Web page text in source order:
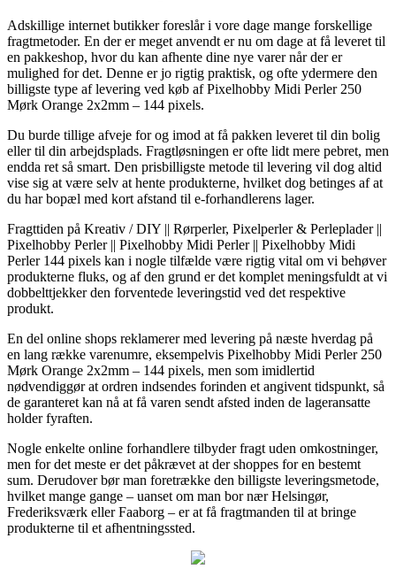
Adskillige internet butikker foreslår i vore dage mange forskellige
fragtmetoder. En der er meget anvendt er nu om dage at få leveret til
en pakkeshop, hvor du kan afhente dine nye varer når der er
mulighed for det. Denne er jo rigtig praktisk, og ofte ydermere den
billigste type af levering ved køb af Pixelhobby Midi Perler 250
Mørk Orange 2x2mm – 144 pixels.
Du burde tillige afveje for og imod at få pakken leveret til din bolig
eller til din arbejdsplads. Fragtløsningen er ofte lidt mere pebret, men
endda ret så smart. Den prisbilligste metode til levering vil dog altid
vise sig at være selv at hente produkterne, hvilket dog betinges af at
du har bopæl med kort afstand til e-forhandlerens lager.
Fragttiden på Kreativ / DIY || Rørperler, Pixelperler & Perleplader ||
Pixelhobby Perler || Pixelhobby Midi Perler || Pixelhobby Midi
Perler 144 pixels kan i nogle tilfælde være rigtig vital om vi behøver
produkterne fluks, og af den grund er det komplet meningsfuldt at vi
dobbelttjekker den forventede leveringstid ved det respektive
produkt.
En del online shops reklamerer med levering på næste hverdag på
en lang række varenumre, eksempelvis Pixelhobby Midi Perler 250
Mørk Orange 2x2mm – 144 pixels, men som imidlertid
nødvendiggør at ordren indsendes forinden et angivent tidspunkt, så
de garanteret kan nå at få varen sendt afsted inden de lageransatte
holder fyraften.
Nogle enkelte online forhandlere tilbyder fragt uden omkostninger,
men for det meste er det påkrævet at der shoppes for en bestemt
sum. Derudover bør man foretrække den billigste leveringsmetode,
hvilket mange gange – uanset om man bor nær Helsingør,
Frederiksværk eller Faaborg – er at få fragtmanden til at bringe
produkterne til et afhentningssted.